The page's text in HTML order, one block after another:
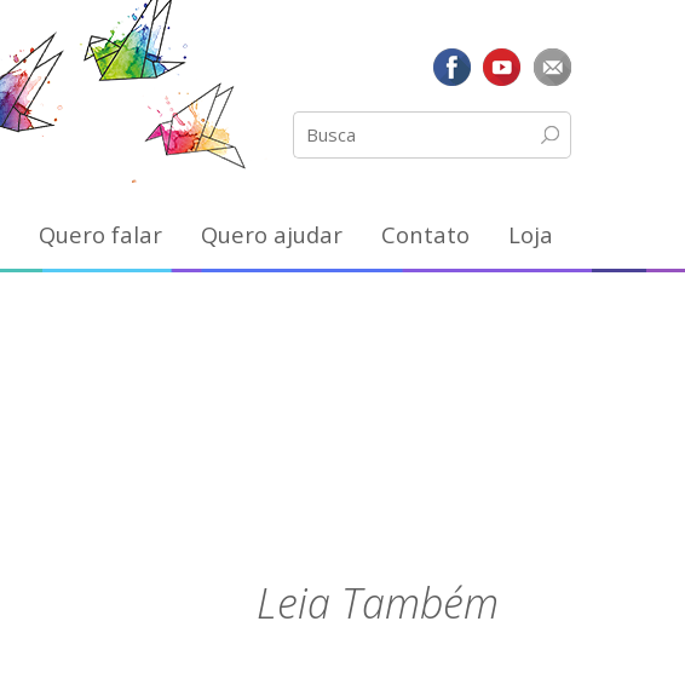
Quero falar Quero ajudar Contato Loja
Leia Também